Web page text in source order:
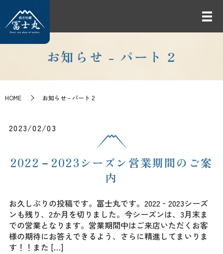
お知らせ - パート 2
HOME お知らせ - パート 2
2023/02/03
2022－2023シーズン営業期間のご案
内
お久しぶりの投稿です。冨士丸です。2022‐2023シーズ
ンも残り、2か月を切りました。今シーズンは、3月末ま
での営業となります。営業期間中はご来店いただくお客
様の期待にお答えできるよう、さらに精進してまいりま
す！！また […]